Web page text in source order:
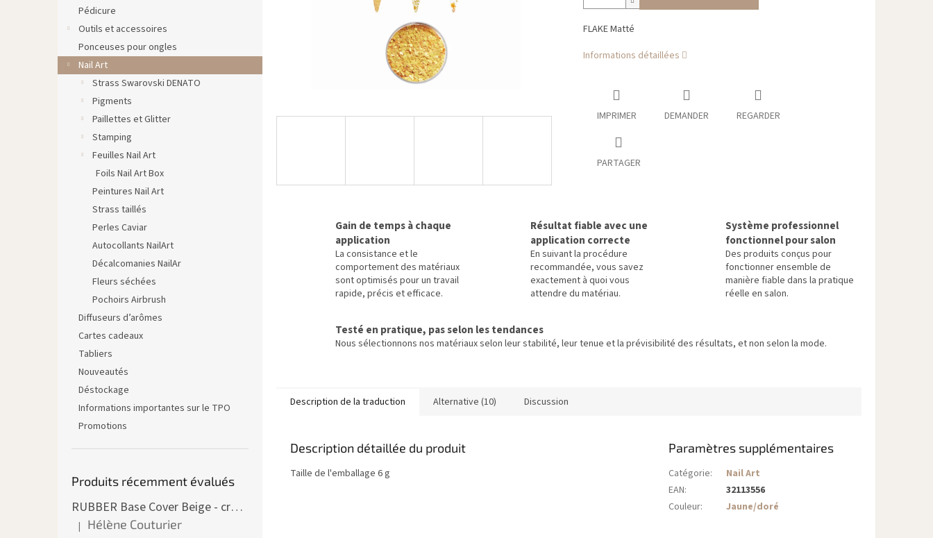
Pédicure
Outils et accessoires
Ponceuses pour ongles
Nail Art
Strass Swarovski DENATO
Pigments
Paillettes et Glitter
Stamping
Feuilles Nail Art
Foils Nail Art Box
Peintures Nail Art
Strass taillés
Perles Caviar
Autocollants NailArt
Décalcomanies NailAr
Fleurs séchées
Pochoirs Airbrush
Diffuseurs d’arômes
Cartes cadeaux
Tabliers
Nouveautés
Déstockage
Informations importantes sur le TPO
Promotions
Produits récemment évalués
RUBBER Base Cover Beige - creuset 30 ml
L'évaluation du produit est de 5 sur 5 étoiles.
| Hélène Couturier
FLAKE Matté
Informations détaillées
IMPRIMER DEMANDER REGARDER
PARTAGER
Gain de temps à chaque
application
La consistance et le
comportement des matériaux
sont optimisés pour un travail
rapide, précis et efficace.
Résultat fiable avec une
application correcte
En suivant la procédure
recommandée, vous savez
exactement à quoi vous
attendre du matériau.
Système professionnel
fonctionnel pour salon
Des produits conçus pour
fonctionner ensemble de
manière fiable dans la pratique
réelle en salon.
Testé en pratique, pas selon les tendances
Nous sélectionnons nos matériaux selon leur stabilité, leur tenue et la prévisibilité des résultats, et non selon la mode.
Description de la traduction Alternative (10) Discussion
Description détaillée du produit
Taille de l'emballage 6 g
Paramètres supplémentaires
Catégorie:
Nail Art
EAN:
32113556
Couleur: Jaune/doré